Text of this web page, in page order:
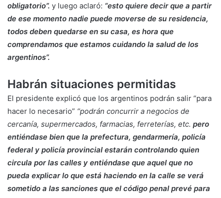
obligatorio”. y luego aclaró: “esto quiere decir que a partir
de ese momento nadie puede moverse de su residencia,
todos deben quedarse en su casa, es hora que
comprendamos que estamos cuidando la salud de los
argentinos”.
Habrán situaciones permitidas
El presidente explicó que los argentinos podrán salir “para
hacer lo necesario” “podrán concurrir a negocios de
cercanía, supermercados, farmacias, ferreterías, etc. pero
entiéndase bien que la prefectura, gendarmería, policía
federal y policía provincial estarán controlando quien
circula por las calles y entiéndase que aquel que no
pueda explicar lo que está haciendo en la calle se verá
sometido a las sanciones que el código penal prevé para